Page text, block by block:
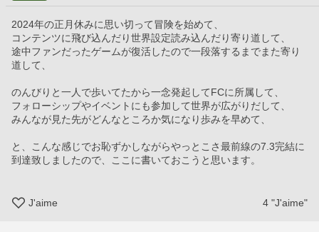
2024年の正月休みに思い切って冒険を始めて、
コンテンツに飛び込んだり世界設定読み込んだり寄り道して、
途中ファンだったゲームが復活したので一段落するまでまた寄り
道して、
のんびりと一人で歩いてたから一念発起してFCに所属して、
フォローシップやイベントにも参加して世界が広がりだして、
みんなが見た先がどんなところか気になり歩みを早めて、
と、こんな感じでお恥ずかしながらやっとこさ最前線の7.3完結に
到達致しましたので、ここに書いておこうと思います。
J'aime 4 "J'aime"